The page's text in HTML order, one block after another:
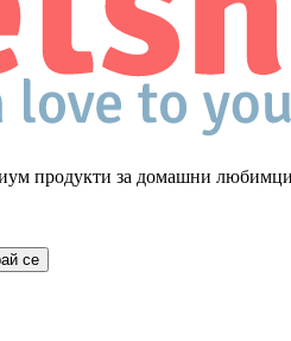
продукти за домашни
се